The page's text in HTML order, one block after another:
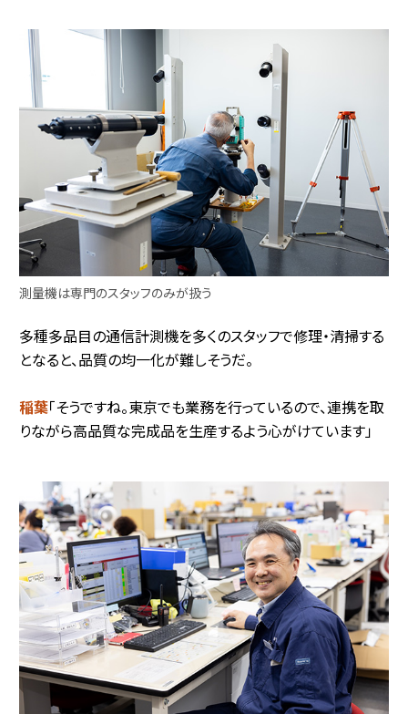
測量機は専門のスタッフのみが扱う
多種多品目の通信計測機を多くのスタッフで修理・清掃する
となると、品質の均一化が難しそうだ。
稲葉「そうですね。東京でも業務を行っているので、連携を取
りながら高品質な完成品を生産するよう心がけています」